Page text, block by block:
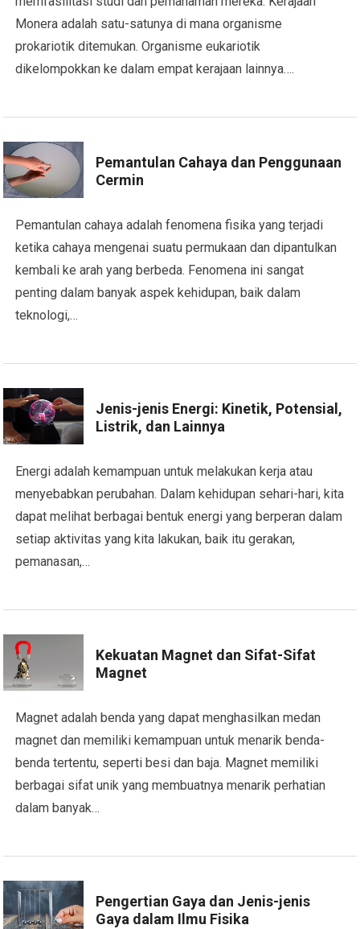
Monera adalah satu-satunya di mana organisme
prokariotik ditemukan. Organisme eukariotik
dikelompokkan ke dalam empat kerajaan lainnya….
Pemantulan Cahaya dan Penggunaan
Cermin
Pemantulan cahaya adalah fenomena fisika yang terjadi
ketika cahaya mengenai suatu permukaan dan dipantulkan
kembali ke arah yang berbeda. Fenomena ini sangat
penting dalam banyak aspek kehidupan, baik dalam
teknologi,…
Jenis-jenis Energi: Kinetik, Potensial,
Listrik, dan Lainnya
Energi adalah kemampuan untuk melakukan kerja atau
menyebabkan perubahan. Dalam kehidupan sehari-hari, kita
dapat melihat berbagai bentuk energi yang berperan dalam
setiap aktivitas yang kita lakukan, baik itu gerakan,
pemanasan,…
Kekuatan Magnet dan Sifat-Sifat
Magnet
Magnet adalah benda yang dapat menghasilkan medan
magnet dan memiliki kemampuan untuk menarik benda-
benda tertentu, seperti besi dan baja. Magnet memiliki
berbagai sifat unik yang membuatnya menarik perhatian
dalam banyak…
Pengertian Gaya dan Jenis-jenis
Gaya dalam Ilmu Fisika